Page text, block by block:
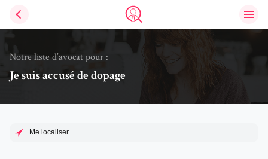
Trouve un avocat
Notre liste d’avocat pour :
Je suis accusé de dopage
Me localiser